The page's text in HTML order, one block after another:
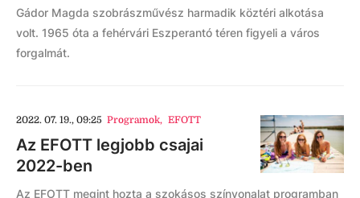
Gádor Magda szobrászművész harmadik köztéri alkotása
volt. 1965 óta a fehérvári Eszperantó téren figyeli a város
forgalmát.
2022. 07. 19., 09:25 Programok, EFOTT
Az EFOTT legjobb csajai
2022-ben
Az EFOTT megint hozta a szokásos színvonalat programban